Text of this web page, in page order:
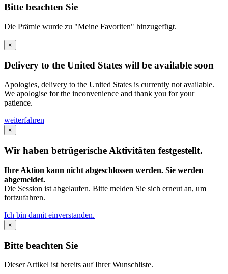
Bitte beachten Sie
Die Prämie wurde zu "Meine Favoriten" hinzugefügt.
×
Delivery to the United States will be available soon
Apologies, delivery to the United States is currently not available.
We apologise for the inconvenience and thank you for your
patience.
weiterfahren
×
Wir haben betrügerische Aktivitäten festgestellt.
Ihre Aktion kann nicht abgeschlossen werden. Sie werden
abgemeldet.
Die Session ist abgelaufen. Bitte melden Sie sich erneut an, um
fortzufahren.
Ich bin damit einverstanden.
×
Bitte beachten Sie
Dieser Artikel ist bereits auf Ihrer Wunschliste.